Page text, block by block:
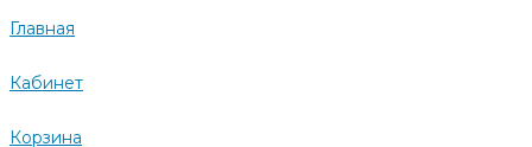
Главная
Кабинет
Корзина